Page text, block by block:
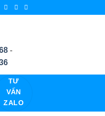
-
TƯ
VẤN
ZALO